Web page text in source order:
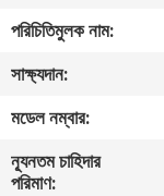
আমাদের
সম্বন্ধে
কারখানা
পরিদর্শন
পরিচিতিমুলক নাম:
সাক্ষ্যদান:
মডেল নম্বার:
ন্যূনতম চাহিদার
পরিমাণ: